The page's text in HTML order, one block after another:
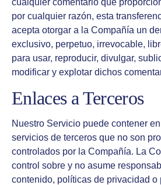
cualquier comentario que
por cualquier razón, esta
acepta otorgar a la Compañía un
exclusivo, perpetuo, irrevocable,
para usar, reproducir, divulgar,
modificar y explotar dichos
Enlaces a Terceros
Nuestro Servicio puede contener
servicios de terceros que no son
controlados por la Compañía. La
control sobre y no asume
contenido, políticas de privacidad o